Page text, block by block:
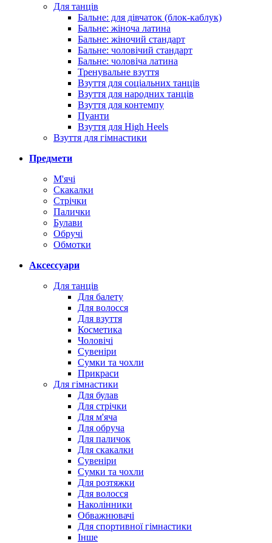
Для танців
Бальне: для дівчаток (блок-каблук)
Бальне: жіноча латина
Бальне: жіночий стандарт
Бальне: чоловічий стандарт
Бальне: чоловіча латина
Тренувальне взуття
Взуття для соціальних танців
Взуття для народних танців
Взуття для контемпу
Пуанти
Взуття для High Heels
Взуття для гімнастики
Предмети
М'ячі
Скакалки
Стрічки
Палички
Булави
Обручі
Обмотки
Аксессуари
Для танців
Для балету
Для волосся
Для взуття
Косметика
Чоловічі
Сувеніри
Сумки та чохли
Прикраси
Для гімнастики
Для булав
Для стрічки
Для м'яча
Для обруча
Для паличок
Для скакалки
Сувеніри
Сумки та чохли
Для розтяжки
Для волосся
Наколінники
Обважнювачі
Для спортивної гімнастики
Інше